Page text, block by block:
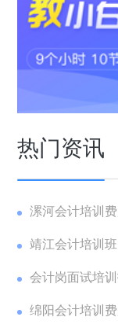
热门资讯
漯河会计培训
靖江会计培训
会计岗面试培
少...绵阳会计培训